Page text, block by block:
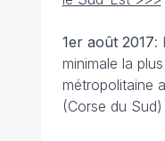
1er août 2017:
minimale la
métropolitaine
(Corse du Sud)